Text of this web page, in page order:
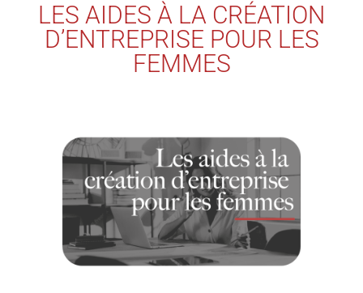
LES AIDES À LA CRÉATION
D’ENTREPRISE POUR LES
FEMMES